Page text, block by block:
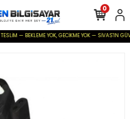
— BEKLEME YOK, GECİKME YOK — SİVAS'IN
0